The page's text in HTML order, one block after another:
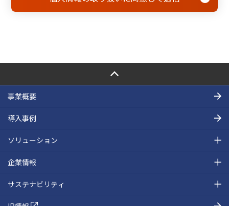
PAGE TOP
事業概要
導入事例
ソリューション
企業情報
サステナビリティ